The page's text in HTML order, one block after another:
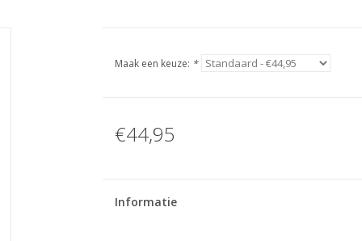
Maak een keuze: *
€44,95
Informatie